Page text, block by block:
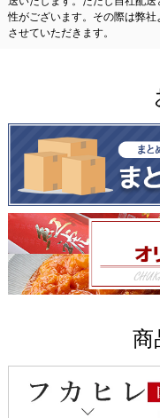
性がございます。その際は弊
させていただきます。
商